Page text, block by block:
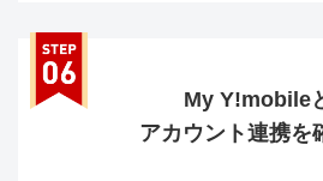
My Y!mobile
アカウント連携を